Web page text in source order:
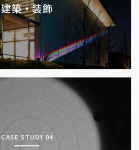
建築・装飾
CASE STUDY 04